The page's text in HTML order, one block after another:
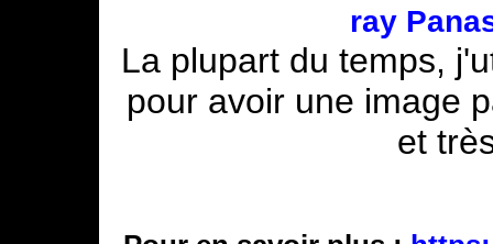
ray
La plupart du temps,
pour avoir une image
et